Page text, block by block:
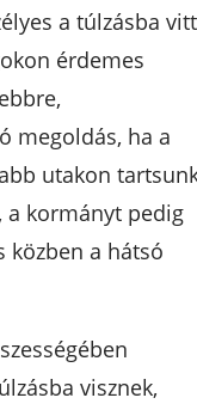
a túlzásba vitt
érdemes
megoldás, ha a
utakon
a kormányt pedig
közben a hátsó
visznek,